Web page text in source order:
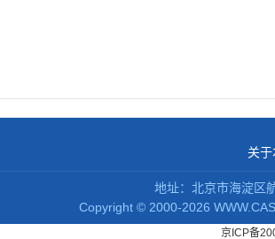
关于
地址：北京市海淀区
Copyright ©2000-2026
京ICP备